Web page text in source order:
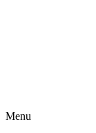
Menu